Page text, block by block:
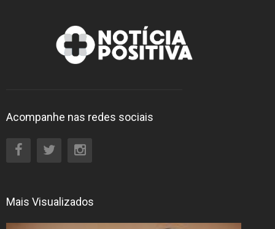
Acompanhe nas redes sociais
Mais Visualizados